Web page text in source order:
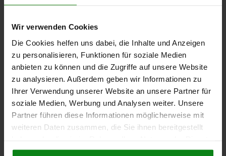
Wir verwenden Cookies
Die Cookies helfen uns dabei, die Inhalte und Anzeigen
zu personalisieren, Funktionen für soziale Medien
anbieten zu können und die Zugriffe auf unsere Website
zu analysieren. Außerdem geben wir Informationen zu
Ihrer Verwendung unserer Website an unsere Partner für
soziale Medien, Werbung und Analysen weiter. Unsere
Partner führen diese Informationen möglicherweise mit
weiteren Daten zusammen, die Sie ihnen bereitgestellt
gesammelt haben.Cookie Richtlinien
BOLZENDURCHMESSER=10
OBERFLÄCHE GRUNDKÖRPER=GEHÄRTET
FARBE KOMPONENTE=SCHWARZGRAU RAL 7021
D2=33
L1=28
L2=12 L3=25 HUB S=10 SW1=22 SW2=30 F X 30°=2,8
FEDERKRAFT ANFANG F1 CA. N=15
FEDERKRAFT ENDE F2 CA. N=34
Bestellnummer:03089-4410
12,67 €
zzgl. MwSt.
DETAILS